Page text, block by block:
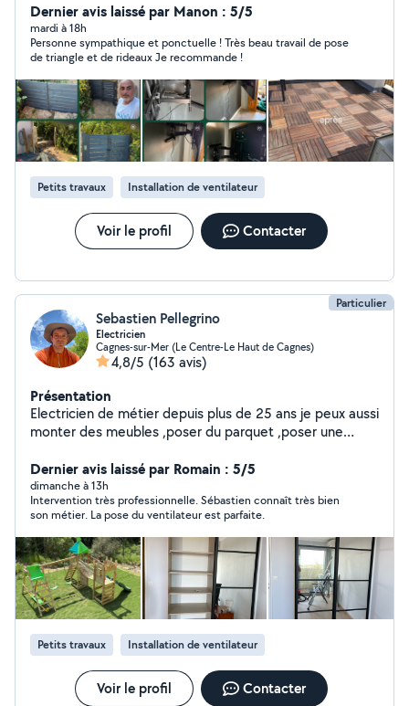
absolue. Spécialiste de la peinture de prestige, du
papier peint et des revêtements décoratifs (Micro-
ciment, Résine Epoxy), je transforme vos espaces avec
une finition "clé en main". Ma force majeure ? Une
ponctualité exemplaire : pour moi, l'heure c'est l'heure.
Je m'engage sur un respect strict des délais, une
propreté irréprochable du chantier et une installation
soignée de vos luminaires et mobiliers. Confier votre
villa à un professionnel qui valorise votre temps autant
que votre intérieur est le premier pas vers l'excellence.
Dernier avis laissé par Manon : 5/5
mardi à 18h
Personne sympathique et ponctuelle ! Très beau travail de pose
de triangle et de rideaux Je recommande !
Petits travaux Installation de ventilateur
Voir le profil Contacter
Particulier
Sebastien Pellegrino
Electricien
Cagnes-sur-Mer (Le Centre-Le Haut de Cagnes)
4,8/5 (163 avis)
Présentation
Electricien de métier depuis plus de 25 ans je peux aussi
monter des meubles ,poser du parquet ,poser une
travaux
Dernier avis laissé par Romain : 5/5
dimanche à 13h
Intervention très professionnelle. Sébastien connaît très bien
son métier. La pose du ventilateur est parfaite.
Petits travaux Installation de ventilateur
Voir le profil Contacter